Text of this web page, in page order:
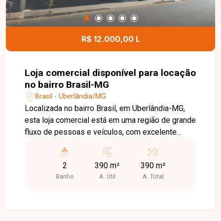
área de lazer no bairro Aclimação. Agende uma
visita e venha conhecer todos os detalhes deste
R$ 12.000,00 L
Loja comercial disponível para locação
no bairro Brasil-MG
Brasil - Uberlândia/MG
Localizada no bairro Brasil, em Uberlândia-MG,
esta loja comercial está em uma região de grande
fluxo de pessoas e veículos, com excelente
comércios e serviços, oferece uma localização
estratégica para empresas que buscam destaque
e praticidade. O imóvel possui aproximadamente
2
Banho
390 m²
A. Útil
390 m²
A. Total